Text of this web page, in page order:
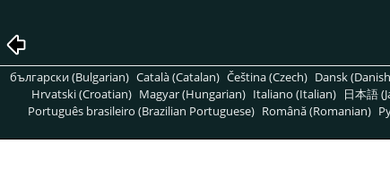
български (Bulgarian) Català (Catalan) Čeština (Czech) Dansk
Hrvatski (Croatian) Magyar (Hungarian) Italiano (Italian) 日本語
Português brasileiro (Brazilian Portuguese) Română (Romanian)